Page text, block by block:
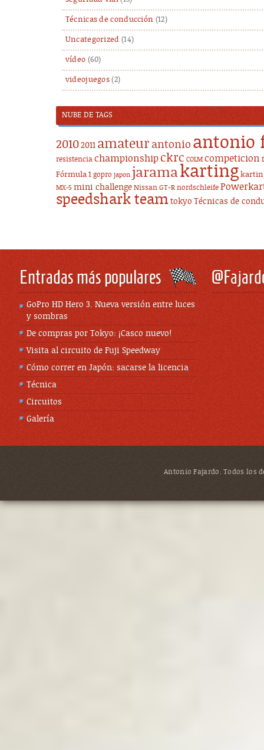
Técnicas de conducción (12)
Uncategorized (14)
vídeo (60)
videojuegos (2)
NUBE DE TAGS
20102011 amateur antonio antonio
resistencia championship ckrc COLM competicion
Fórmula 1 gopro japon jaramakarting
MX-5 mini challenge Nissan GT-R nordschleife
speedshark team tokyo Técnicas de
Entradas más populares
GoPro HD Hero 3. Nueva versión entre luces
y sombras
De compras por Tokyo: ¡Casco nuevo!
Visita al circuito de Fuji Speedway
Cómo correr en Japón: sacarse la licencia
Técnica
Circuitos
Galería
Antonio Fajardo. Todos los